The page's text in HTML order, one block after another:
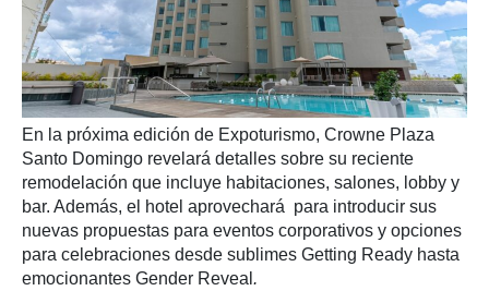
En la próxima edición de Expoturismo, Crowne Plaza
Santo Domingo revelará detalles sobre su reciente
remodelación que incluye habitaciones, salones, lobby y
bar. Además, el hotel aprovechará para introducir sus
nuevas propuestas para eventos corporativos y opciones
para celebraciones desde sublimes Getting Ready hasta
emocionantes Gender Reveal .